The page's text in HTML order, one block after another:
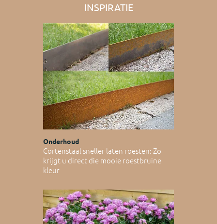
INSPIRATIE
Onderhoud
Cortenstaal sneller laten roesten: Zo
krijgt u direct die mooie roestbruine
kleur